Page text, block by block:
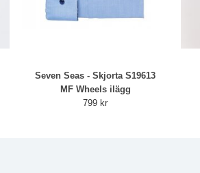
Seven Seas - Skjorta S19613
MF Wheels ilägg
799 kr